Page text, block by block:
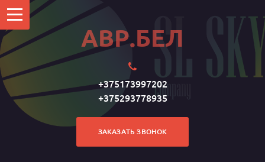
АВР.БЕЛ
+375173997202
+375293778935
ЗАКАЗАТЬ ЗВОНОК